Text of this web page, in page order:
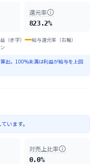
還元率
823.2%
（赤字）
給与還元率（右軸）
出。100%未満は利益が給与を上回
います。
対売上比率
0.0%